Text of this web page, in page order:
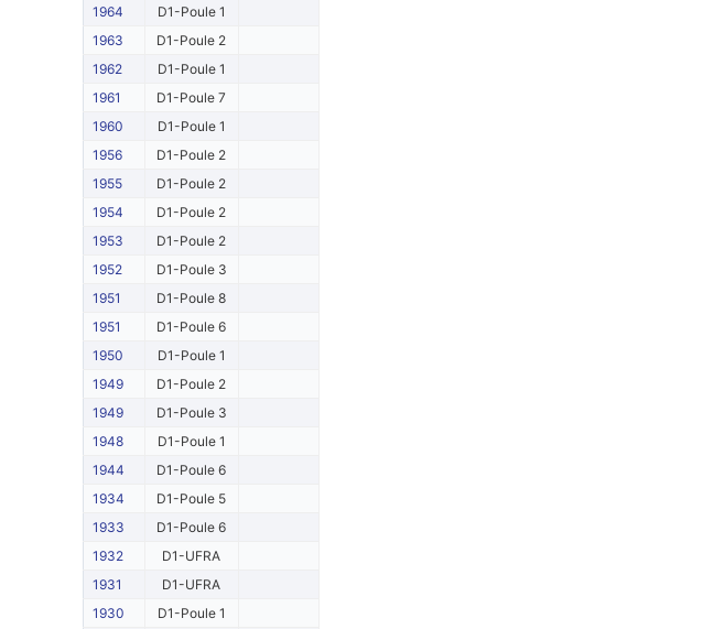
1964
D1-Poule 1
1963
D1-Poule 2
1962
D1-Poule 1
1961
D1-Poule 7
1960
D1-Poule 1
1956
D1-Poule 2
1955
D1-Poule 2
1954
D1-Poule 2
1953
D1-Poule 2
1952
D1-Poule 3
1951
D1-Poule 8
1951
D1-Poule 6
1950
D1-Poule 1
1949
D1-Poule 2
1949
D1-Poule 3
1948
D1-Poule 1
1944
D1-Poule 6
1934
D1-Poule 5
1933
D1-Poule 6
1932
D1-UFRA
1931
D1-UFRA
1930
D1-Poule 1